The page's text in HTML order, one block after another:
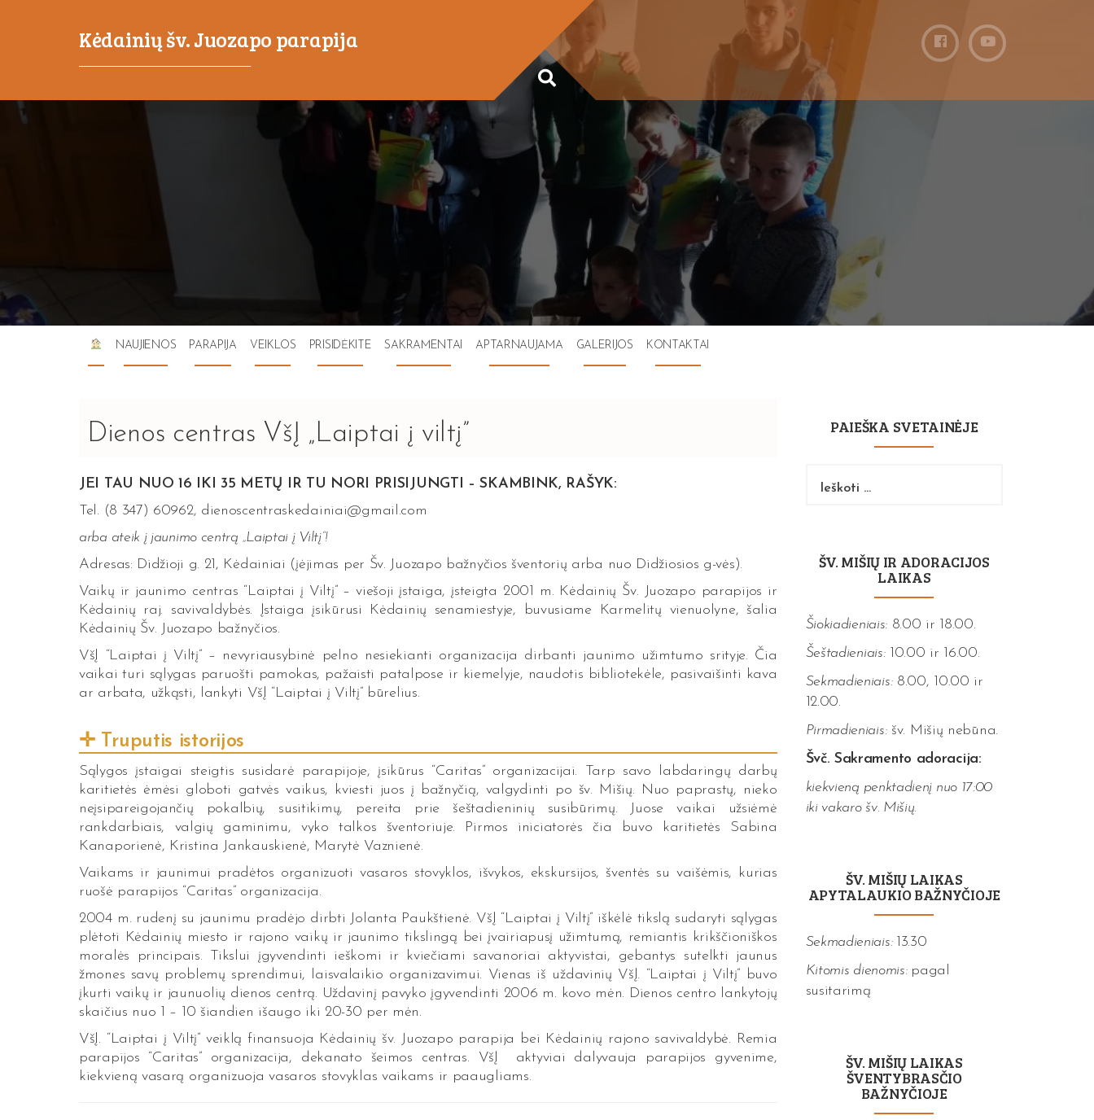
Kėdainių šv. Juozapo parapija
NAUJIENOS PARAPIJA VEIKLOS PRISIDĖKITE SAKRAMENTAI APTARNAUJAMA GALERIJOS KONTAKTAI
Dienos centras VšĮ „Laiptai į viltį”
JEI TAU NUO 16 IKI 35 METŲ IR TU NORI PRISIJUNGTI – SKAMBINK, RAŠYK:
Tel. (8 347) 60962, dienoscentraskedainiai@gmail.com
arba ateik į jaunimo centrą „Laiptai į Viltį”!
Adresas: Didžioji g. 21, Kėdainiai (įėjimas per Šv. Juozapo bažnyčios šventorių arba nuo Didžiosios g-vės).
Vaikų ir jaunimo centras “Laiptai į Viltį” – viešoji įstaiga, įsteigta 2001 m. Kėdainių Šv. Juozapo parapijos ir
Kėdainių raj. savivaldybės. Įstaiga įsikūrusi Kėdainių senamiestyje, buvusiame Karmelitų vienuolyne, šalia
Kėdainių Šv. Juozapo bažnyčios.
VšĮ “Laiptai į Viltį” – nevyriausybinė pelno nesiekianti organizacija dirbanti jaunimo užimtumo srityje. Čia
vaikai turi sąlygas paruošti pamokas, pažaisti patalpose ir kiemelyje, naudotis bibliotekėle, pasivaišinti kava
ar arbata, užkąsti, lankyti VšĮ “Laiptai į Viltį” būrelius.
Truputis istorijos
Sąlygos įstaigai steigtis susidarė parapijoje, įsikūrus “Caritas” organizacijai. Tarp savo labdaringų darbų
karitietės ėmėsi globoti gatvės vaikus, kviesti juos į bažnyčią, valgydinti po šv. Mišių. Nuo paprastų, nieko
neįsipareigojančių pokalbių, susitikimų, pereita prie šeštadieninių susibūrimų. Juose vaikai užsiėmė
rankdarbiais, valgių gaminimu, vyko talkos šventoriuje. Pirmos iniciatorės čia buvo karitietės Sabina
Kanaporienė, Kristina Jankauskienė, Marytė Vaznienė.
Vaikams ir jaunimui pradėtos organizuoti vasaros stovyklos, išvykos, ekskursijos, šventės su vaišėmis, kurias
ruošė parapijos “Caritas” organizacija.
2004 m. rudenį su jaunimu pradėjo dirbti Jolanta Paukštienė. VšĮ “Laiptai į Viltį” iškėlė tikslą sudaryti sąlygas
plėtoti Kėdainių miesto ir rajono vaikų ir jaunimo tikslingą bei įvairiapusį užimtumą, remiantis krikščioniškos
moralės principais. Tikslui įgyvendinti ieškomi ir kviečiami savanoriai aktyvistai, gebantys sutelkti jaunus
žmones savų problemų sprendimui, laisvalaikio organizavimui. Vienas iš uždavinių VšĮ. “Laiptai į Viltį” buvo
įkurti vaikų ir jaunuolių dienos centrą. Uždavinį pavyko įgyvendinti 2006 m. kovo mėn. Dienos centro lankytojų
skaičius nuo 1 – 10 šiandien išaugo iki 20-30 per mėn.
VšĮ. “Laiptai į Viltį” veiklą finansuoja Kėdainių šv. Juozapo parapija bei Kėdainių rajono savivaldybė. Remia
parapijos “Caritas” organizacija, dekanato šeimos centras. VšĮ aktyviai dalyvauja parapijos gyvenime,
kiekvieną vasarą organizuoja vasaros stovyklas vaikams ir paaugliams.
PAIEŠKA SVETAINĖJE
ŠV. MIŠIŲ IR ADORACIJOS
LAIKAS
Šiokiadieniais: 8.00 ir 18.00.
Šeštadieniais:10.00 ir 16.00.
Sekmadieniais:8.00, 10.00 ir
12.00.
Pirmadieniais:šv. Mišių nebūna.
Švč. Sakramento adoracija:
kiekvieną penktadienį nuo 17:00
iki vakaro šv. Mišių.
ŠV. MIŠIŲ LAIKAS
APYTALAUKIO BAŽNYČIOJE
Sekmadieniais: 13.30
Kitomis dienomis: pagal
susitarimą
ŠV. MIŠIŲ LAIKAS
ŠVENTYBRASČIO
BAŽNYČIOJE